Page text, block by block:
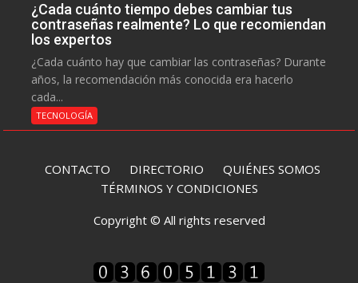
¿Cada cuánto tiempo debes cambiar tus
contraseñas realmente? Lo que recomiendan
los expertos
¿Cada cuánto hay que cambiar las contraseñas? Durante
años, la recomendación más conocida era hacerlo
cada...
TECNOLOGÍA
CONTACTO DIRECTORIO QUIÉNES SOMOS
TÉRMINOS Y CONDICIONES
Copyright © All rights reserved